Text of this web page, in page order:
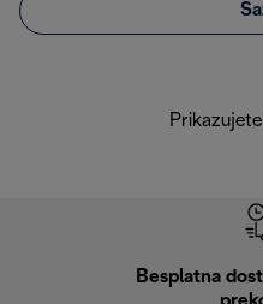
Besplatna